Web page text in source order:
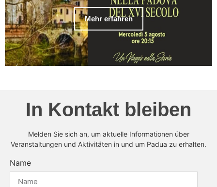
Mehr erfahren
In Kontakt bleiben
Melden Sie sich an, um aktuelle Informationen über
Veranstaltungen und Aktivitäten in und um Padua zu erhalten.
Name